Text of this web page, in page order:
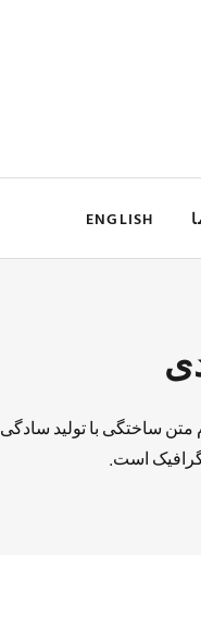
ENGLISH
متن ساختگی با تولید سادگی
است.